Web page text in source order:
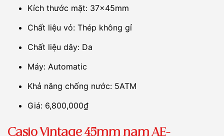
Kích thước mặt: 37x45mm
Chất liệu vỏ: Thép không gỉ
Chất liệu dây: Da
Máy: Automatic
Khả năng chống nước: 5ATM
Giá: 6,800,000₫
Casio Vintage 45mm nam AE-